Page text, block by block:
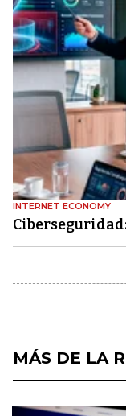
INTERNET ECONOMY
MÁS DE LA